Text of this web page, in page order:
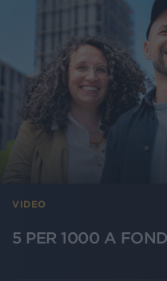
VIDEO
5 PER 1000 A